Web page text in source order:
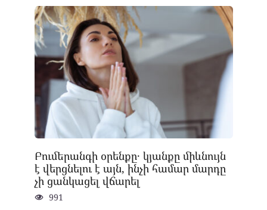
Բումերանգի օրենքը․ կյանքը միևնույն
է վերցնելու է այն, ինչի համար մարդը
չի ցանկացել վճարել
991